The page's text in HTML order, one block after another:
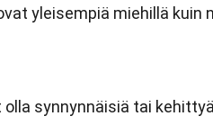
yleisempiä miehillä kuin
olla synnynnäisiä tai